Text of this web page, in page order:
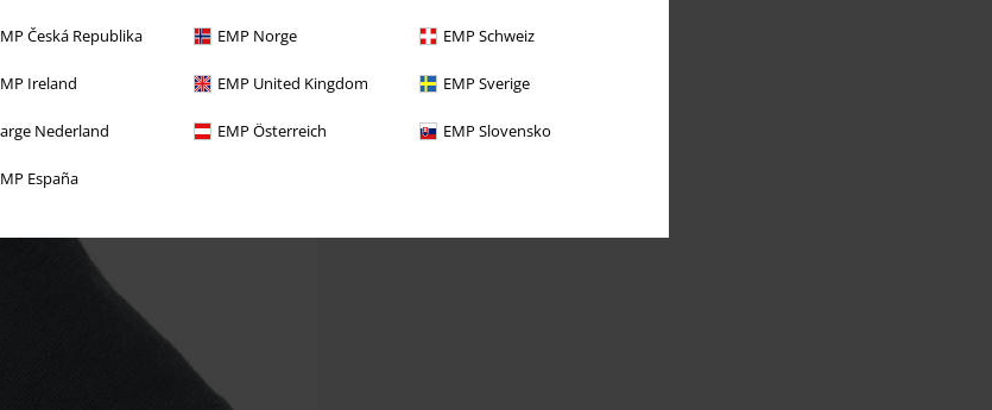
Česká Republika EMP Norge EMP Schweiz
Ireland EMP United Kingdom EMP Sverige
Nederland EMP Österreich EMP Slovensko
España